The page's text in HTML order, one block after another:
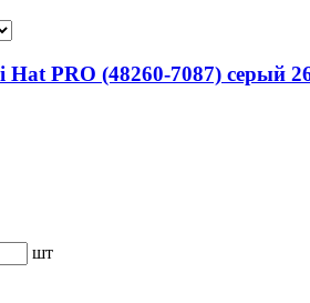
PRO (48260-7087) серый
шт